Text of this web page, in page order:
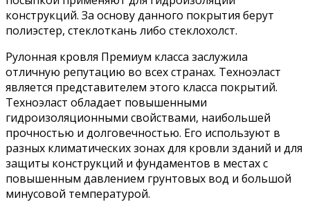
конструкций. За основу данного покрытия берут
полиэстер, стеклоткань либо стеклохолст.
Рулонная кровля Премиум класса заслужила
отличную репутацию во всех странах. Техноэласт
является представителем этого класса покрытий.
Техноэласт обладает повышенными
гидроизоляционными свойствами, наибольшей
прочностью и долговечностью. Его используют в
разных климатических зонах для кровли зданий и для
защиты конструкций и фундаментов в местах с
повышенным давлением грунтовых вод и большой
минусовой температурой.